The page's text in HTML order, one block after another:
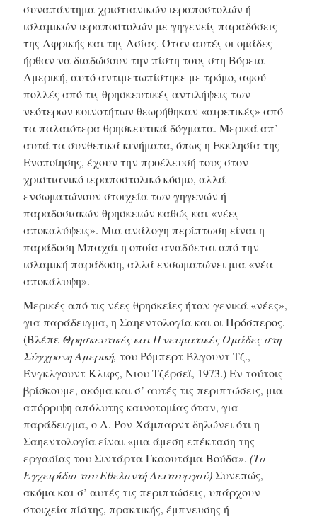
συναπάντημα χριστιανικών ιεραποστολών ή
ισλαμικών ιεραποστολών με γηγενείς παραδόσεις
της Αφρικής και της Ασίας. Όταν αυτές οι ομάδες
ήρθαν να διαδώσουν την πίστη τους στη Βόρεια
Αμερική, αυτό αντιμετωπίστηκε με τρόμο, αφού
πολλές από τις θρησκευτικές αντιλήψεις των
νεότερων κοινοτήτων θεωρήθηκαν «αιρετικές» από
τα παλαιότερα θρησκευτικά δόγματα. Μερικά απ’
αυτά τα συνθετικά κινήματα, όπως η Εκκλησία της
Ενοποίησης, έχουν την προέλευσή τους στον
χριστιανικό ιεραποστολικό κόσμο, αλλά
ενσωματώνουν στοιχεία των γηγενών ή
παραδοσιακών θρησκειών καθώς και «νέες
αποκαλύψεις». Μια ανάλογη περίπτωση είναι η
παράδοση Μπαχάι η οποία αναδύεται από την
ισλαμική παράδοση, αλλά ενσωματώνει μια «νέα
αποκάλυψη».
Μερικές από τις νέες θρησκείες ήταν γενικά «νέες»,
για παράδειγμα, η Σαηεντολογία και οι Πρόσπερος.
(Βλέπε Θρησκευτικές και Πνευματικές Ομάδες στη
Σύγχρονη Αμερική, του Ρόμπερτ Έλγουντ Τζ.,
Ένγκλγουντ Κλιφς, Νιου Τζέρσεϊ, 1973.) Εν τούτοις
βρίσκουμε, ακόμα και σ’ αυτές τις περιπτώσεις, μια
απόρριψη απόλυτης καινοτομίας όταν, για
παράδειγμα, ο Λ. Ρον Χάμπαρντ δηλώνει ότι η
Σαηεντολογία είναι «μια άμεση επέκταση της
εργασίας του Σιντάρτα Γκαουτάμα Βούδα». (Το
Εγχειρίδιο του Εθελοντή Λειτουργού)Συνεπώς,
ακόμα και σ’ αυτές τις περιπτώσεις, υπάρχουν
στοιχεία πίστης, πρακτικής, έμπνευσης ή